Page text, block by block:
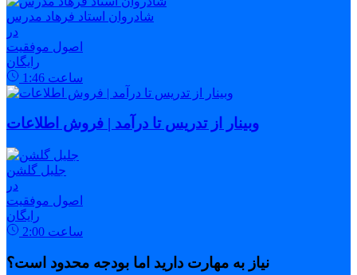
شادروان استاد فرهاد مدرس
در
اصول موفقیت
رایگان
1:46 ساعت
وبینار از تدریس تا درآمد | فروش اطلاعات
جلیل گلشن
در
اصول موفقیت
رایگان
2:00 ساعت
نیاز به مهارت دارید اما بودجه محدود است؟